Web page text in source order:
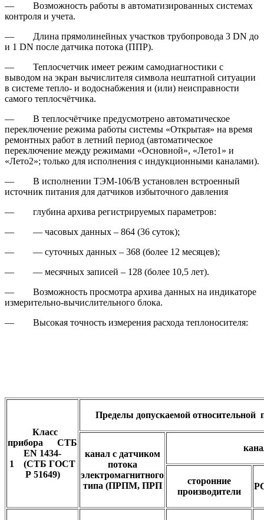
— Возможность работы в автоматизированных системах
контроля и учета.
— Длина прямолинейных участков трубопровода 3 DN до
и 1 DN после датчика потока (ППР).
— Теплосчетчик имеет режим самодиагностики с
выводом на экран вычислителя символа нештатной ситуации
в системе тепло- и водоснабжения и (или) неисправности
самого теплосчётчика.
— В теплосчётчике предусмотрено автоматическое
переключение режима работы системы «Открытая» на время
ремонтных работ в летний период (автоматическое
переключение между режимами «Основной», «Лето1» и
«Лето2»; только для исполнения с индукционными каналами).
— В исполнении ТЭМ-106/В установлен встроенный
источник питания для датчиков избыточного давления
— глубина архива регистрируемых параметров:
— — часовых данных – 864 (36 суток);
— — суточных данных – 368 (более 12 месяцев);
— — месячных записей – 128 (более 10,5 лет).
— Возможность просмотра архива данных на индикаторе
измерительно-вычислительного блока.
— Высокая точность измерения расхода теплоносителя:
Класс
прибора СТБ
EN 1434-
1 (СТБ ГОСТ
Р 51649)
Пределы допускаемой относительной
канал с датчиком
потока
электромагнитного
типа (ПРПМ, ПРП
сторонние
производители